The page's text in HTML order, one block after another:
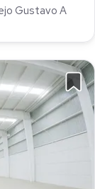
Gustavo A